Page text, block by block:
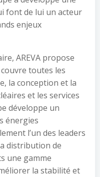
font de lui un acteur
enjeux
AREVA propose
toutes les
la conception et la
et les services
développe un
énergies
l’un des leaders
distribution de
une gamme
la stabilité et